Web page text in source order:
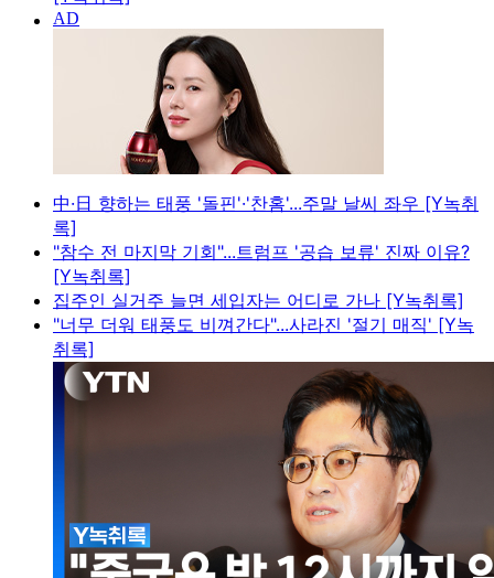
中·日 향하는 태풍 '돌핀'·'찬홈'...주말 날씨 좌우 [Y녹취
록]
"참수 전 마지막 기회"...트럼프 '공습 보류' 진짜 이유?
[Y녹취록]
집주인 실거주 늘면 세입자는 어디로 가나 [Y녹취록]
"너무 더워 태풍도 비껴간다"...사라진 '절기 매직' [Y녹
취록]